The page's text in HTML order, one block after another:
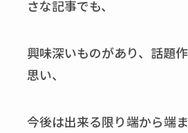
さな記事でも、
興味深いものがあり、話題
思い、
今後は出来る限り端から端